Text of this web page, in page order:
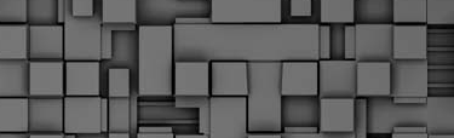
εβδομάδα οι αφίξεις των
Αστυνομικών στους
τους - Πλήρες